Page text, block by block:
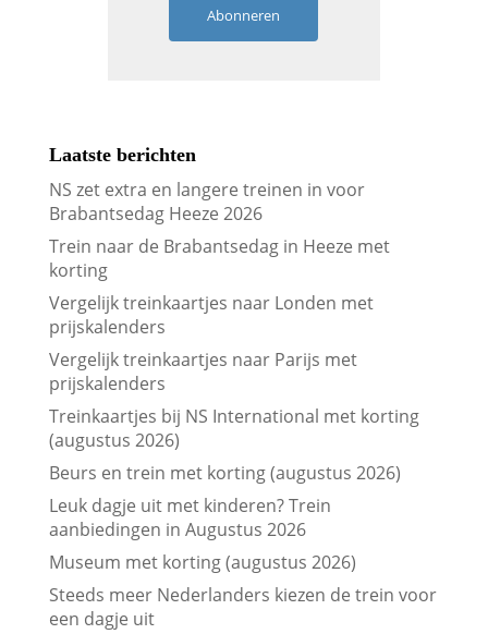
Abonneren
Laatste berichten
NS zet extra en langere treinen in voor
Brabantsedag Heeze 2026
Trein naar de Brabantsedag in Heeze met
korting
Vergelijk treinkaartjes naar Londen met
prijskalenders
Vergelijk treinkaartjes naar Parijs met
prijskalenders
Treinkaartjes bij NS International met korting
(augustus 2026)
Beurs en trein met korting (augustus 2026)
Leuk dagje uit met kinderen? Trein
aanbiedingen in Augustus 2026
Museum met korting (augustus 2026)
Steeds meer Nederlanders kiezen de trein voor
een dagje uit